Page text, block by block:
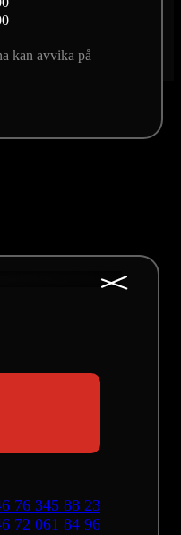
kan avvika på
76 345 88 23
72 061 84 96